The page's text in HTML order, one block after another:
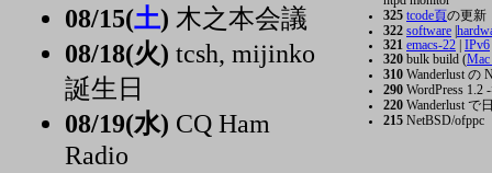
08/15(土) 木之本会議
08/18(火) tcsh, mijinko
誕生日
08/19(水) CQ Ham
Radio
325 tcode頁の更新
322 software
321 emacs-22
IPv6
320 bulk build (
310 Wanderlust の
290 WordPress 1.2
220 Wanderlust で
215 NetBSD/ofppc